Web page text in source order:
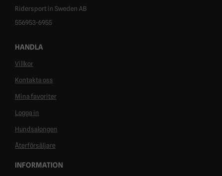
Ridersport in Sweden AB
556953-6955
HANDLA
Villkor
Kontakta oss
Mina favoriter
Logga in
Hundsalongen
Återförsäljare
INFORMATION